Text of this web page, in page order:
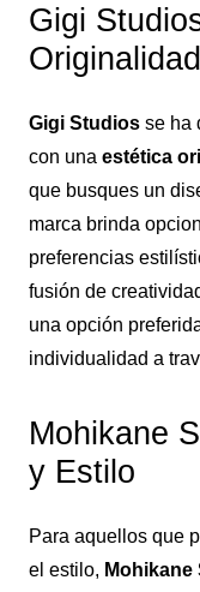
Gigi
Originalidad
Gigi Studios se ha
con una estética
que busques un
marca brinda
preferencias
fusión de
una opción
individualidad a
Mohikane
y Estilo
Para aquellos que
el estilo,